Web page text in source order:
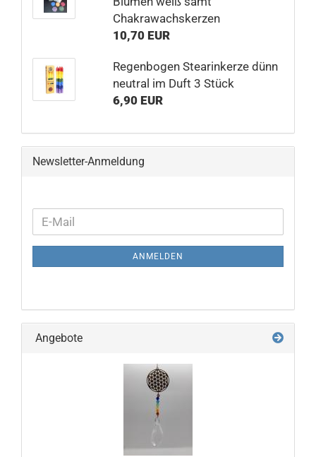
Chakrawachskerzen
10,70 EUR
Regenbogen Stearinkerze dünn
neutral im Duft 3 Stück
6,90 EUR
Newsletter-Anmeldung
WEITER
ZUR
NEWSLETTER-
ANMELDUNG
E-
ANMELDEN
Angebote